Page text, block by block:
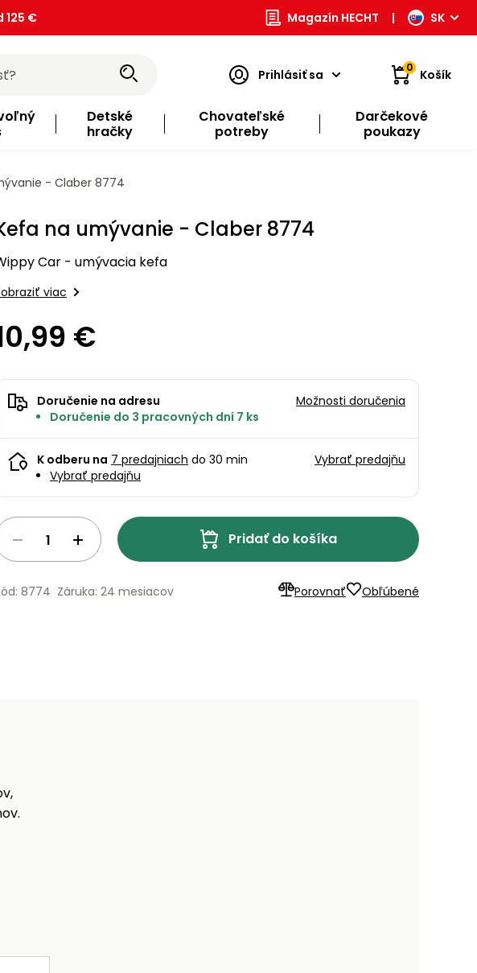
125 € Magazín HECHT | SK
Prihlásiť sa 0 Košík
Detské
hračky
Chovateľské
potreby
Darčekové
poukazy
- Claber 8774
na umývanie - Claber 8774
Car - umývacia kefa
viac
€
Doručenie na adresu
Doručenie do 3 pracovných dní 7 ks
Možnosti doručenia
K odberu na 7 predajniach do 30 min
Vybrať predajňu
Vybrať predajňu
Pridať do košíka
Porovnať Obľúbené
8774 Záruka: 24 mesiacov